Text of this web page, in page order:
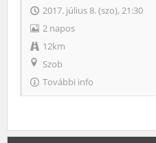
2017. július 8. (szo), 21:30
2 napos
12km
Szob
További info